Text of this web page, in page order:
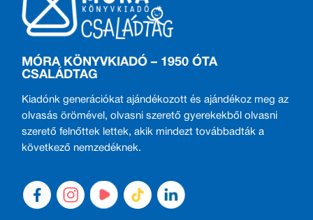
MÓRA KÖNYVKIADÓ – 1950 ÓTA
CSALÁDTAG
Kiadónk generációkat ajándékozott és ajándékoz meg az
olvasás örömével, olvasni szerető gyerekekből olvasni
szerető felnőttek lettek, akik mindezt továbbadták a
következő nemzedéknek.